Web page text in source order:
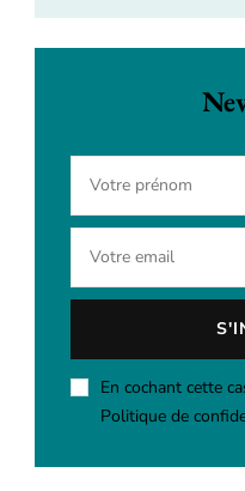
En cochant cette
Politique de